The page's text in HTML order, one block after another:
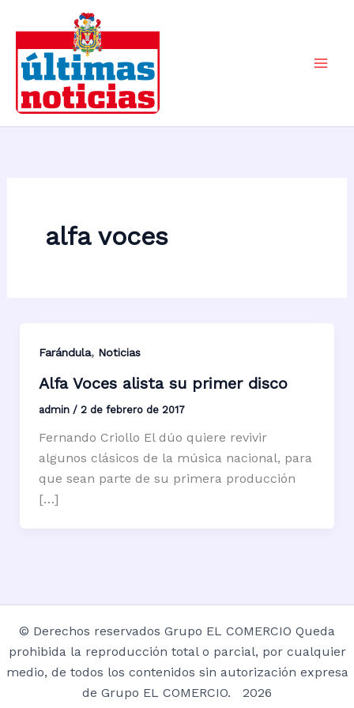
contenido
alfa voces
Farándula, Noticias
Alfa Voces alista su primer disco
admin / 2 de febrero de 2017
Fernando Criollo El dúo quiere revivir
algunos clásicos de la música nacional, para
que sean parte de su primera producción
[…]
© Derechos reservados Grupo EL COMERCIO Queda
prohibida la reproducción total o parcial, por cualquier
medio, de todos los contenidos sin autorización expresa
de Grupo EL COMERCIO. 2026